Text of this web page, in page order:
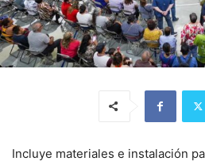
Incluye materiales e instalación